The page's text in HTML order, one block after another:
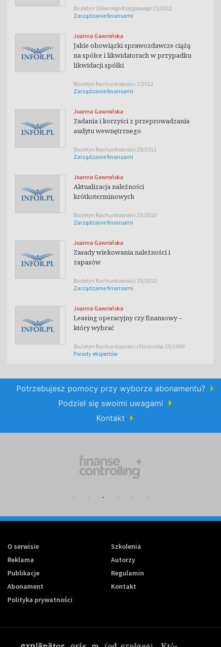
Biuletyn Głównego Księgowego 11/2012
Zarządzanie finansami
Joanna Gawrońska
Jakie obowiązki sprawozdawcze ciążą
na spółce i likwidatorach w przypadku
likwidacji spółki
Biuletyn Rachunkowości 7/2012
Zarządzanie finansami
Joanna Gawrońska
Zadania i korzyści z przeprowadzania
audytu wewnętrznego
Biuletyn Rachunkowości 20/2011
Zarządzanie finansami
Joanna Gawrońska
Aktualizacja należności
krótkoterminowych
Biuletyn Rachunkowości 23/2010
Zarządzanie finansami
Joanna Gawrońska
Zasady wiekowania należności i
zapasów
Biuletyn Rachunkowości 15/2010
Zarządzanie finansami
Joanna Gawrońska
Leasing operacyjny czy finansowy –
który wybrać
Biuletyn Rachunkowości i Finansów 20/2009
Porady ekspertów
Potrzebujesz pomocy przy wyborze abonamentu?
Podziel się swoimi uwagami
Kontakt
O serwisie
Szkolenia
Reklama
Autorzy
Publikacje
Regulamin
Abonament
Kontakt
Polityka prywatności